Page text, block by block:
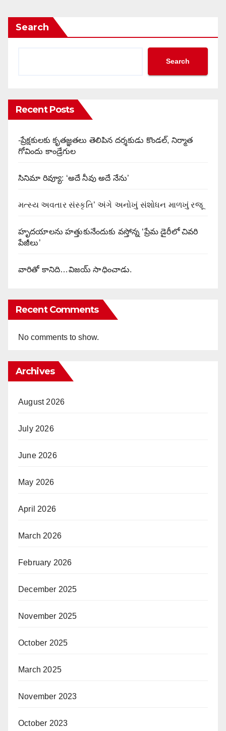
Search
Search
Recent Posts
-ప్రేక్షకులకు కృతజ్ఞతలు తెలిపిన దర్శకుడు కొండల్, నిర్మాత
గోవిందు కాండ్రేగుల
సినిమా రివ్యూ: ‘అదే నీవు అదే నేను’
મત્સ્ય અવતાર સંસ્કૃતિ’ અંગે અનોખું સંશોધન માળખું રજૂ
హృదయాలను హత్తుకునేందుకు వస్తోన్న ‘ప్రేమ డైరీలో చివరి
పేజీలు’
వారితో కానిది…విజయ్ సాధించాడు.
Recent Comments
No comments to show.
Archives
August 2026
July 2026
June 2026
May 2026
April 2026
March 2026
February 2026
December 2025
November 2025
October 2025
March 2025
November 2023
October 2023